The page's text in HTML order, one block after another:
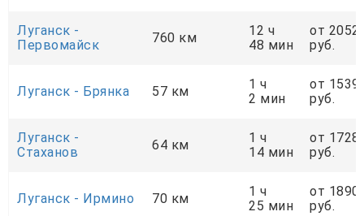
Луганск -
Первомайск
760 км
12 ч
48 мин
от
руб.
Луганск - Брянка 57 км
1 ч
2 мин
от 1539
руб.
Луганск -
Стаханов
64 км
1 ч
14 мин
от 1728
руб.
Луганск - Ирмино 70 км
1 ч
25 мин
от 1890
руб.